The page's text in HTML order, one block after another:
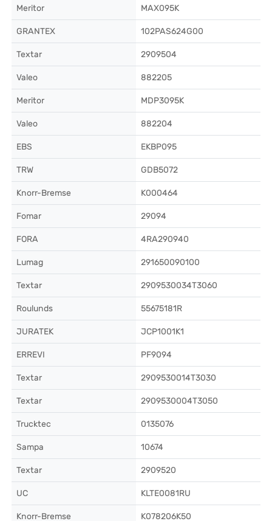
Meritor MAX095K
GRANTEX 102PAS624G00
Textar 2909504
Valeo 882205
Meritor MDP3095K
Valeo 882204
EBS EKBP095
TRW GDB5072
Knorr-Bremse K000464
Fomar 29094
FORA 4RA290940
Lumag 291650090100
Textar 2909530034T3060
Roulunds 55675181R
JURATEK JCP1001K1
ERREVI PF9094
Textar 2909530014T3030
Textar 2909530004T3050
Trucktec 0135076
Sampa 10674
Textar 2909520
UC KLTE0081RU
Knorr-Bremse K078206K50